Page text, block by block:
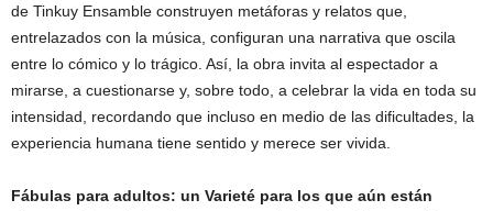
de Tinkuy Ensamble construyen metáforas y relatos que,
entrelazados con la música, configuran una narrativa que oscila
entre lo cómico y lo trágico. Así, la obra invita al espectador a
mirarse, a cuestionarse y, sobre todo, a celebrar la vida en toda su
intensidad, recordando que incluso en medio de las dificultades, la
experiencia humana tiene sentido y merece ser vivida.
Fábulas para adultos: un Varieté para los que aún están